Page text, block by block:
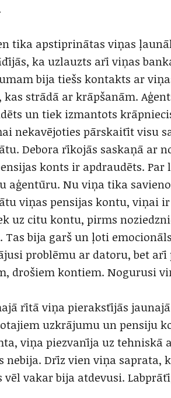
tika apstiprinātas viņas
ka uzlauzts arī viņas
bija tiešs kontakts ar
kas strādā ar krāpšanām.
un tiek izmantots
nekavējoties pārskaitīt visu
Debora rīkojās saskaņā ar
konts ir apdraudēts.
aģentūru. Nu viņa tika
viņas pensijas kontu, viņai
uz citu kontu, pirms
Tas bija garš un ļoti
problēmu ar datoru, bet
drošiem kontiem. Nogurusi
rītā viņa pierakstījās
uzkrājumu un pensiju
viņa piezvanīja uz tehniskā
nebija. Drīz vien viņa saprata,
vēl vakar bija atdevusi.